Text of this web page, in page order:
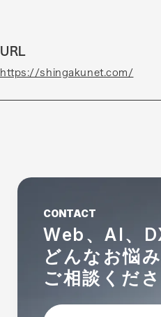
URL
https://shingakunet.com/
CONTACT
Web、AI、
どんなお悩
ご相談くだ